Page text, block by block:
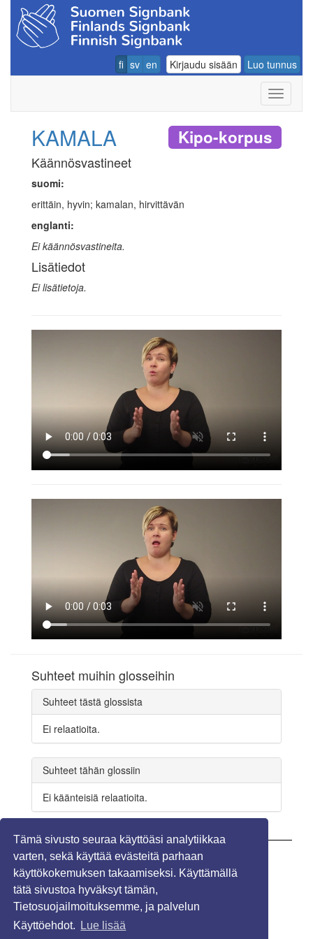
Tämä sivusto seuraa käyttöäsi analytiikkaa
varten, sekä käyttää evästeitä parhaan
käyttökokemuksen takaamiseksi. Käyttämällä
tätä sivustoa hyväksyt tämän,
Tietosuojailmoituksemme, ja palvelun
Käyttöehdot.
Lue lisää
fi sv en Kirjaudu sisään Luo tunnus
KAMALA Kipo-korpus
Käännösvastineet
suomi:
erittäin, hyvin; kamalan, hirvittävän
englanti:
Ei käännösvastineita.
Lisätiedot
Ei lisätietoja.
Suhteet muihin glosseihin
Suhteet tästä glossista
Ei relaatioita.
Suhteet tähän glossiin
Ei käänteisiä relaatioita.
Näytä kommentit (1)